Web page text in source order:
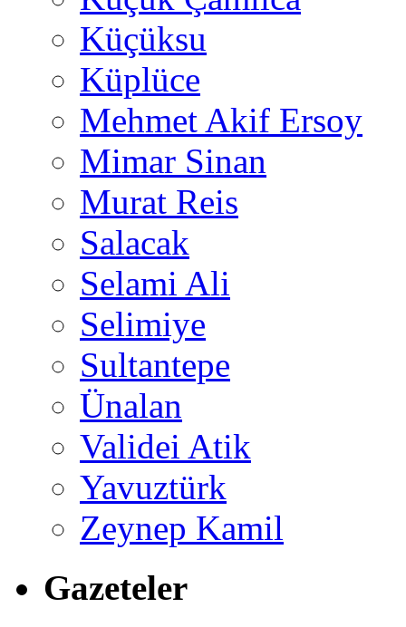
Küçüksu
Küplüce
Mehmet Akif Ersoy
Mimar Sinan
Murat Reis
Salacak
Selami Ali
Selimiye
Sultantepe
Ünalan
Validei Atik
Yavuztürk
Zeynep Kamil
Gazeteler